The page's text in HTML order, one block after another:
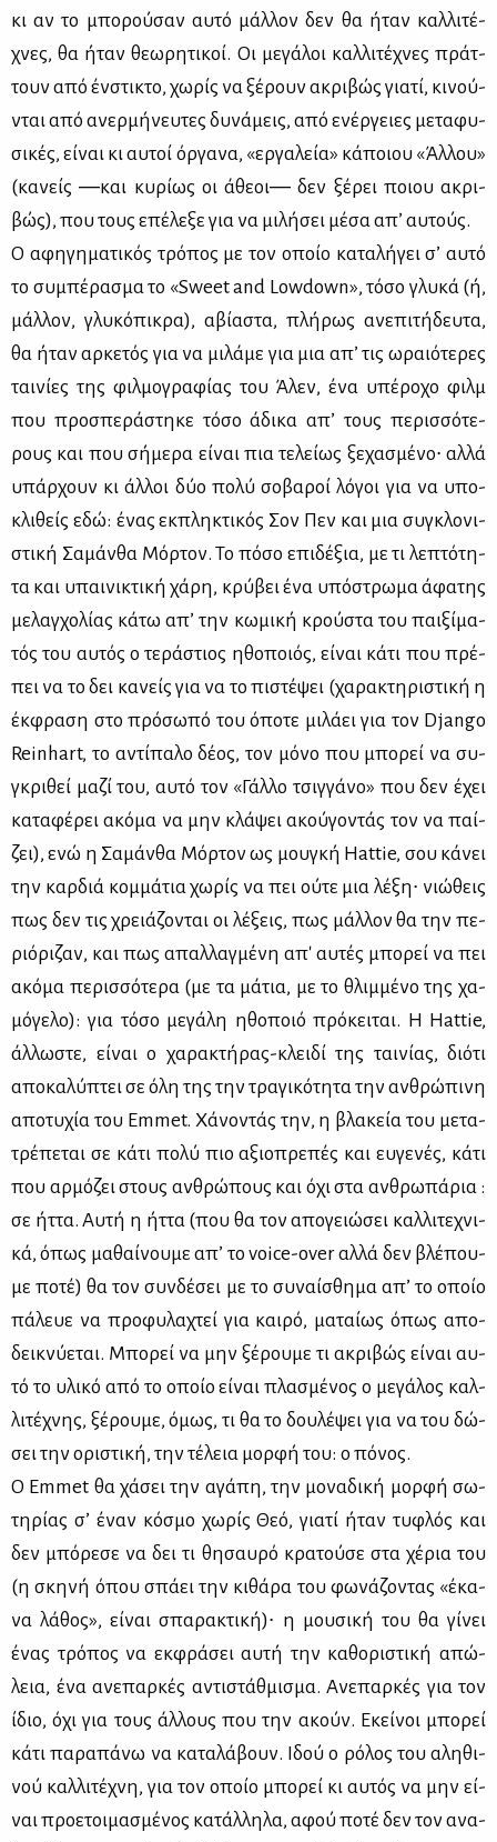
κι αν το μπο­ρού­σαν αυ­τό μάλ­λον δεν θα ήταν καλ­λι­τέ­
χνες, θα ήταν θε­ω­ρη­τι­κοί. Οι με­γά­λοι καλ­λι­τέ­χνες πράτ­
τουν από έν­στι­κτο, χω­ρίς να ξέ­ρουν ακρι­βώς για­τί, κι­νού­
νται από ανερ­μή­νευ­τες δυ­νά­μεις, από ενέρ­γειες με­τα­φυ­
σι­κές, εί­ναι κι αυ­τοί όρ­γα­να, «ερ­γα­λεία» κά­ποιου «Άλ­λου»
(κα­νείς ―και κυ­ρί­ως οι άθε­οι― δεν ξέ­ρει ποιου ακρι­
βώς), που τους επέ­λε­ξε για να μι­λή­σει μέ­σα απ’ αυ­τούς.
Ο αφη­γη­μα­τι­κός τρό­πος με τον οποίο κα­τα­λή­γει σ’ αυ­τό
το συ­μπέ­ρα­σμα το «Sweet and Lowdown», τό­σο γλυ­κά (ή,
μάλ­λον, γλυ­κό­πι­κρα), αβί­α­στα, πλή­ρως ανε­πι­τή­δευ­τα,
θα ήταν αρ­κε­τός για να μι­λά­με για μια απ’ τις ωραιό­τε­ρες
ται­νί­ες της φιλ­μο­γρα­φί­ας του Άλεν, ένα υπέ­ρο­χο φιλμ
που προ­σπε­ρά­στη­κε τό­σο άδι­κα απ’ τους πε­ρισ­σό­τε­
ρους και που σή­με­ρα εί­ναι πια τε­λεί­ως ξε­χα­σμέ­νο∙ αλ­λά
υπάρ­χουν κι άλ­λοι δύο πο­λύ σο­βα­ροί λό­γοι για να υπο­
κλι­θείς εδώ: ένας εκ­πλη­κτι­κός Σον Πεν και μια συ­γκλο­νι­
στι­κή Σα­μάν­θα Μόρ­τον. Το πό­σο επι­δέ­ξια, με τι λε­πτό­τη­
τα και υπαι­νι­κτι­κή χά­ρη, κρύ­βει ένα υπό­στρω­μα άφα­της
με­λαγ­χο­λί­ας κά­τω απ’ την κω­μι­κή κρού­στα του παι­ξί­μα­
τός του αυ­τός ο τε­ρά­στιος ηθο­ποιός, εί­ναι κά­τι που πρέ­
πει να το δει κα­νείς για να το πι­στέ­ψει (χα­ρα­κτη­ρι­στι­κή η
έκ­φρα­ση στο πρό­σω­πό του όπο­τε μι­λά­ει για τον Django
Reinhart, το αντί­πα­λο δέ­ος, τον μό­νο που μπο­ρεί να συ­
γκρι­θεί μα­ζί του, αυ­τό τον «Γάλ­λο τσιγ­γά­νο» που δεν έχει
κα­τα­φέ­ρει ακό­μα να μην κλά­ψει ακού­γο­ντάς τον να παί­
ζει), ενώ η Σα­μάν­θα Μόρ­τον ως μου­γκή Hattie, σου κά­νει
την καρ­διά κομ­μά­τια χω­ρίς να πει ού­τε μια λέ­ξη∙ νιώ­θεις
πως δεν τις χρειά­ζο­νται οι λέ­ξεις, πως μάλ­λον θα την πε­
ριό­ρι­ζαν, και πως απαλ­λαγ­μέ­νη απ' αυ­τές μπο­ρεί να πει
ακό­μα πε­ρισ­σό­τε­ρα (με τα μά­τια, με το θλιμ­μέ­νο της χα­
μό­γε­λο): για τό­σο με­γά­λη ηθο­ποιό πρό­κει­ται. Η Hattie,
άλ­λω­στε, εί­ναι ο χα­ρα­κτή­ρας-κλει­δί της ται­νί­ας, διό­τι
απο­κα­λύ­πτει σε όλη της την τρα­γι­κό­τη­τα την αν­θρώ­πι­νη
απο­τυ­χία του Emmet. Χά­νο­ντάς την, η βλα­κεία του με­τα­
τρέ­πε­ται σε κά­τι πο­λύ πιο αξιο­πρε­πές και ευ­γε­νές, κά­τι
που αρ­μό­ζει στους αν­θρώ­πους και όχι στα αν­θρω­πά­ρια :
σε ήτ­τα. Αυ­τή η ήτ­τα (που θα τον απο­γειώ­σει καλ­λι­τε­χνι­
κά, όπως μα­θαί­νου­με απ’ το voice-over αλ­λά δεν βλέ­που­
με πο­τέ) θα τον συν­δέ­σει με το συ­ναί­σθη­μα απ’ το οποίο
πά­λευε να προ­φυ­λα­χτεί για και­ρό, μα­ταί­ως όπως απο­
δει­κνύ­ε­ται. Μπο­ρεί να μην ξέ­ρου­με τι ακρι­βώς εί­ναι αυ­
τό το υλι­κό από το οποίο εί­ναι πλα­σμέ­νος ο με­γά­λος καλ­
λι­τέ­χνης, ξέ­ρου­με, όμως, τι θα το δου­λέ­ψει για να του δώ­
σει την ορι­στι­κή, την τέ­λεια μορ­φή του: ο πό­νος.
Ο Emmet θα χά­σει την αγά­πη, την μο­να­δι­κή μορ­φή σω­
τη­ρί­ας σ’ έναν κό­σμο χω­ρίς Θεό, για­τί ήταν τυ­φλός και
δεν μπό­ρε­σε να δει τι θη­σαυ­ρό κρα­τού­σε στα χέ­ρια του
(η σκη­νή όπου σπά­ει την κι­θά­ρα του φω­νά­ζο­ντας «έκα­
να λά­θος», εί­ναι σπα­ρα­κτι­κή)∙ η μου­σι­κή του θα γί­νει
ένας τρό­πος να εκ­φρά­σει αυ­τή την κα­θο­ρι­στι­κή απώ­
λεια, ένα ανε­παρ­κές αντι­στάθ­μι­σμα. Ανε­παρ­κές για τον
ίδιο, όχι για τους άλ­λους που την ακούν. Εκεί­νοι μπο­ρεί
κά­τι πα­ρα­πά­νω να κα­τα­λά­βουν. Ιδού ο ρό­λος του αλη­θι­
νού καλ­λι­τέ­χνη, για τον οποίο μπο­ρεί κι αυ­τός να μην εί­
ναι προ­ε­τοι­μα­σμέ­νος κα­τάλ­λη­λα, αφού πο­τέ δεν τον ανα­